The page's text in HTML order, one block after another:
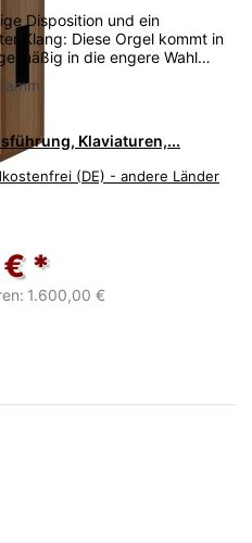
Disposition und ein
Klang: Diese Orgel kommt in
in die engere Wahl…
Klaviaturen,...
(DE) - andere Länder
€ *
1.600,00 €